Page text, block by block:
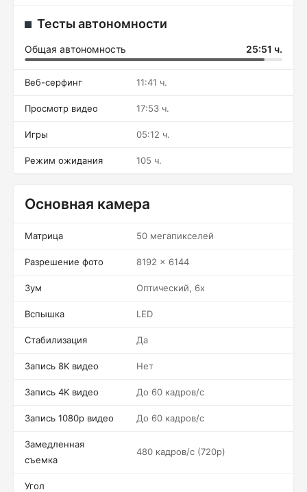
Тесты автономности
Общая автономность 25:51 ч.
Веб-серфинг 11:41 ч.
Просмотр видео 17:53 ч.
Игры 05:12 ч.
Режим ожидания 105 ч.
Основная камера
Матрица 50 мегапикселей
Разрешение фото 8192 x 6144
Зум Оптический, 6x
Вспышка LED
Стабилизация Да
Запись 8K видео Нет
Запись 4K видео До 60 кадров/c
Запись 1080p видео До 60 кадров/c
Замедленная
съемка
480 кадров/c (720p)
Угол